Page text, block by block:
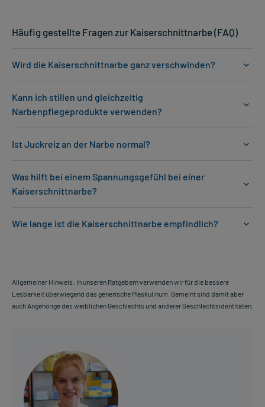
Häufig gestellte Fragen zur Kaiserschnittnarbe (FAQ)
Wird die Kaiserschnittnarbe ganz verschwinden?
Kann ich stillen und gleichzeitig
Narbenpflegeprodukte verwenden?
Ist Juckreiz an der Narbe normal?
Was hilft bei einem Spannungsgefühl bei einer
Kaiserschnittnarbe?
Wie lange ist die Kaiserschnittnarbe empfindlich?
Allgemeiner Hinweis: In unseren Ratgebern verwenden wir für die bessere
Lesbarkeit überwiegend das generische Maskulinum. Gemeint sind damit aber
auch Angehörige des weiblichen Geschlechts und anderer Geschlechtsidentitäten.